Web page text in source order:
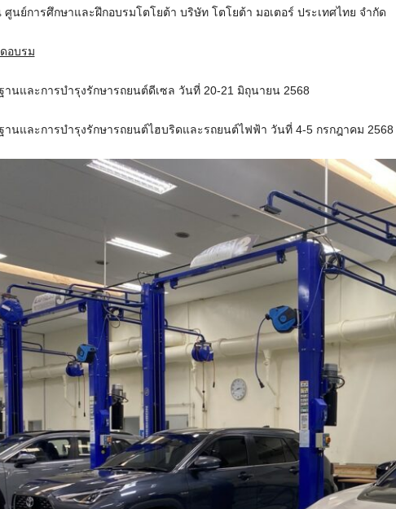
นย์การศึกษาและฝึกอบรมโตโยต้า บริษัท โตโยต้า มอเตอร์ ประเทศไทย จำกัด
อบรม
านและการบำรุงรักษารถยนต์ดีเซล วันที่ 20-21 มิถุนายน 2568
านและการบำรุงรักษารถยนต์ไฮบริดและรถยนต์ไฟฟ้า วันที่ 4-5 กรกฎาคม 2568